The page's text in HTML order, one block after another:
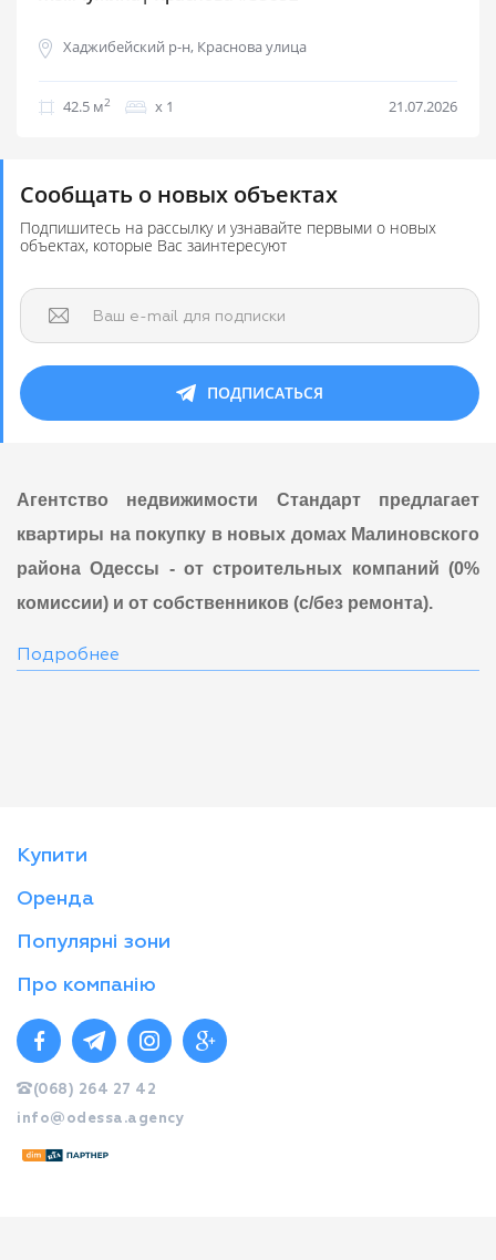
Хаджибейский р-н, Краснова улица
42.5 м2 х 1 21.07.2026
Сообщать о новых объектах
Подпишитесь на рассылку и узнавайте первыми о новых
объектах, которые Вас заинтересуют
Ваш e-mail для подписки
ПОДПИСАТЬСЯ
Агентство недвижимости Стандарт предлагает
квартиры на покупку в новых домах Малиновского
района Одессы - от строительных компаний (0%
комиссии) и от собственников (с/без ремонта).
Подробнее
Купити
Оренда
Популярні зони
Про компанію
(068) 264 27 42
info@odessa.agency